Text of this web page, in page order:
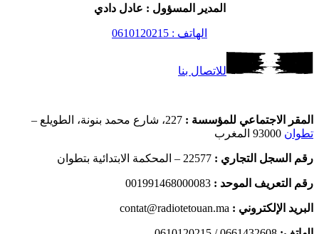
المدير المسؤول : عادل دادي
الهاتف : 0610120215
للاتصال بنا
المقر الاجتماعي للمؤسسة : 227، شارع محمد بنونة، الطويلع –
تطوان
رقم السجل التجاري : 22577 – المحكمة الابتدائية بتطوان
رقم التعريف الموحد : 001991468000083
البريد الإلكتروني : contat@radiotetouan.ma